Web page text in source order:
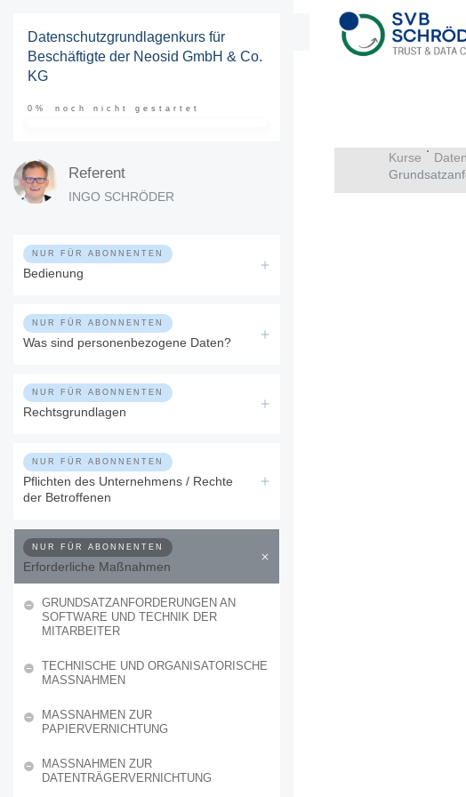
Kurse
Datenschutzgrundlagenkurs für
Beschäftigte der Neosid GmbH & Co.
KG
0% noch nicht gestartet
Referent
INGO SCHRÖDER
NUR FÜR ABONNENTEN
Bedienung
NUR FÜR ABONNENTEN
Was sind personenbezogene Daten?
NUR FÜR ABONNENTEN
Rechtsgrundlagen
NUR FÜR ABONNENTEN
Pflichten des Unternehmens / Rechte
der Betroffenen
NUR FÜR ABONNENTEN
Erforderliche Maßnahmen
GRUNDSATZANFORDERUNGEN AN
SOFTWARE UND TECHNIK DER
MITARBEITER
TECHNISCHE UND ORGANISATORISCHE
MASSNAHMEN
MASSNAHMEN ZUR P
APIERVERNICHTUNG
MASSNAHMEN ZUR D
ATENTRÄGERVERNICHTUNG